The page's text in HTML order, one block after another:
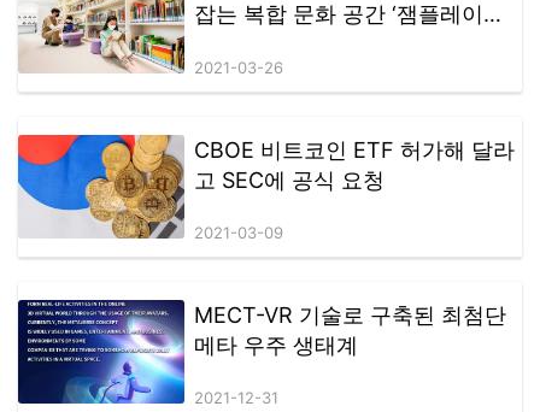
잡는 복합 문화 공간 ‘잼플레이스
2021-03-26
CBOE 비트코인 ETF 허가해 달라
고 SEC에 공식 요청
2021-03-09
MECT-VR 기술로 구축된 최첨단
메타 우주 생태계
2021-12-31